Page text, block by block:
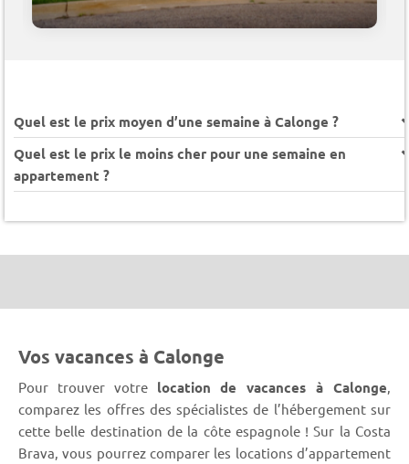
Quel est le prix moyen d’une semaine à Calonge ?
Quel est le prix le moins cher pour une semaine en
appartement ?
Vos vacances à Calonge
Pour trouver votre location de vacances à Calonge
comparez les offres des spécialistes de l’hébergement sur
cette belle destination de la côte espagnole ! Sur la Costa
Brava, vous pourrez comparer les locations d’appartement